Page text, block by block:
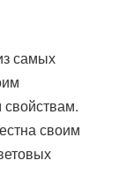
самых
своим